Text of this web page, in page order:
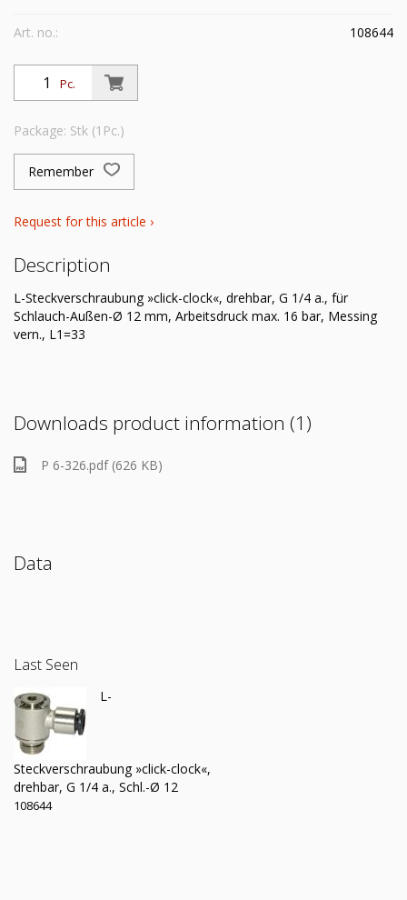
Art. no.: 108644
Pc.
Package: Stk (1Pc.)
Remember
Request for this article ›
Description
L-Steckverschraubung »click-clock«, drehbar, G 1/4 a., für
Schlauch-Außen-Ø 12 mm, Arbeitsdruck max. 16 bar, Messing
vern., L1=33
Downloads product information (1)
P 6-326.pdf (626 KB)
Data
Last Seen
L-
Steckverschraubung »click-clock«,
drehbar, G 1/4 a., Schl.-Ø 12
108644